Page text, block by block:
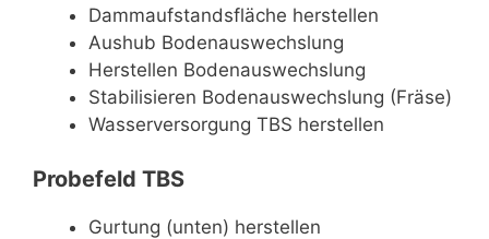
Dammaufstandsfläche herstellen
Aushub Bodenauswechslung
Herstellen Bodenauswechslung
Stabilisieren Bodenauswechslung (Fräse)
Wasserversorgung TBS herstellen
Probefeld TBS
Gurtung (unten) herstellen